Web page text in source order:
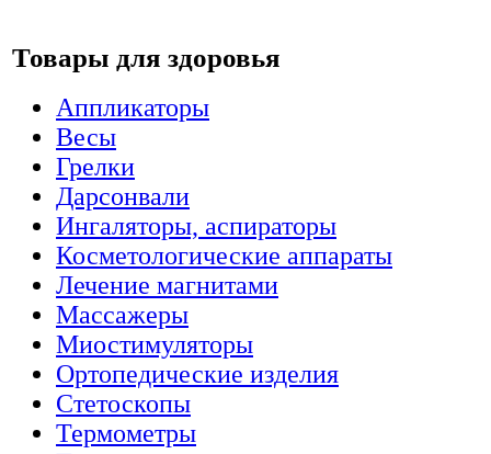
Товары для здоровья
Аппликаторы
Весы
Грелки
Дарсонвали
Ингаляторы, аспираторы
Косметологические аппараты
Лечение магнитами
Массажеры
Миостимуляторы
Ортопедические изделия
Стетоскопы
Термометры